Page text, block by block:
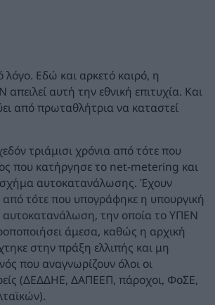
λόγο. Εδώ και αρκετό καιρό, η
αυτή την εθνική επιτυχία. Και
από πρωταθλήτρια να καταστεί
τριάμισι χρόνια από τότε που
που κατήργησε το net-metering και
σχήμα αυτοκατανάλωσης. Έχουν
από τότε που υπογράφηκε η υπουργική
την οποία το ΥΠΕΝ
άμεσα, καθώς η αρχική
στην πράξη ελλιπής και μη
που αναγνωρίζουν όλοι οι
(ΔΕΔΔΗΕ, ΔΑΠΕΕΠ, πάροχοι, ΦοΣΕ,